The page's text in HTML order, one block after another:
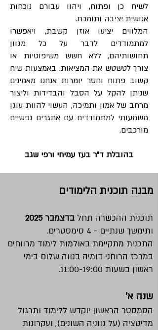
לשיח כן ופתוח, ויהוו עבורם נוכחות
אנושית יציבה ותומכת.
המלווים יציעו אוזן קשבת, ויאפשרו
למתמודדים לדבר על כל מגוון
תחושותיהם, ללא חשש משיפוטיות או
צורך לטשטש את המציאות. באמצעות שיח
קשוב פתוח וחסר יומרות אנחנו מאמינים
שניתן להקל על הסבל והבדידות וליצור
מרחב של אמון ותמיכה, העשוי להוות עוגן
משמעותי למתמודדים עם אתגרים נפשיים
מורכבים.
בהובלת ד"ר בעז עמיחי ורפי שגב
מבנה תוכנית הלימודים
תוכנית ההכשרה תחל בדצמבר 2025
ותימשך שנתיים - 4 סימסטרים.
התכנית מתקיימת באולמות לימוד מרווחים
במרכז הרוחני דומיה בנווה שלום בימי
ראשון בשעות 11:00-19:00.
שנה א'
הסמסטר הראשון יוקדש ללימוד ותרגול
מדיטציה (על גווניה השונים), ועקרונות